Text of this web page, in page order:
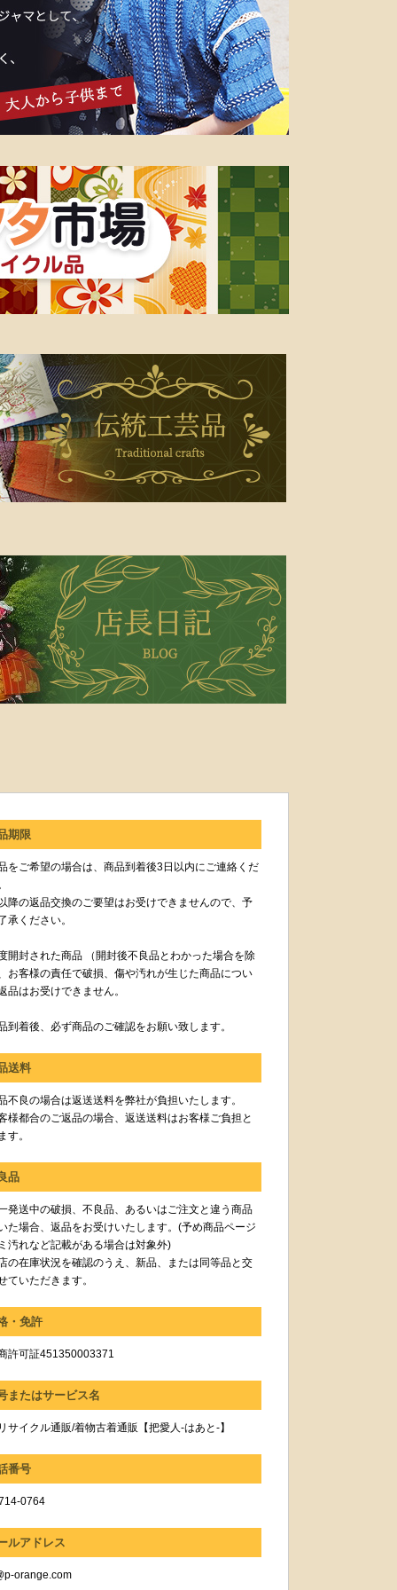
期限
をご希望の場合は、商品到着後3日以内にご連絡くだ
降の返品交換のご要望はお受けできませんので、予
承ください。
開封された商品 （開封後不良品とわかった場合を除
お客様の責任で破損、傷や汚れが生じた商品につい
品はお受けできません。
到着後、必ず商品のご確認をお願い致します。
送料
不良の場合は返送送料を弊社が負担いたします。
様都合のご返品の場合、返送送料はお客様ご負担と
す。
品
発送中の破損、不良品、あるいはご注文と違う商品
た場合、返品をお受けいたします。(予め商品ページ
汚れなど記載がある場合は対象外)
の在庫状況を確認のうえ、新品、または同等品と交
ていただきます。
・免許
許可証451350003371
またはサービス名
サイクル通販/着物古着通販【把愛人-はあと-】
番号
0764
ルアドレス
orange.com